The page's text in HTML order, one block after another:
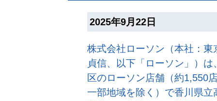
2025年9月22日
株式会社ローソン（本社：
貞信、以下「ローソン」）
区のローソン店舗（約1,550
一部地域を除く）で香川県